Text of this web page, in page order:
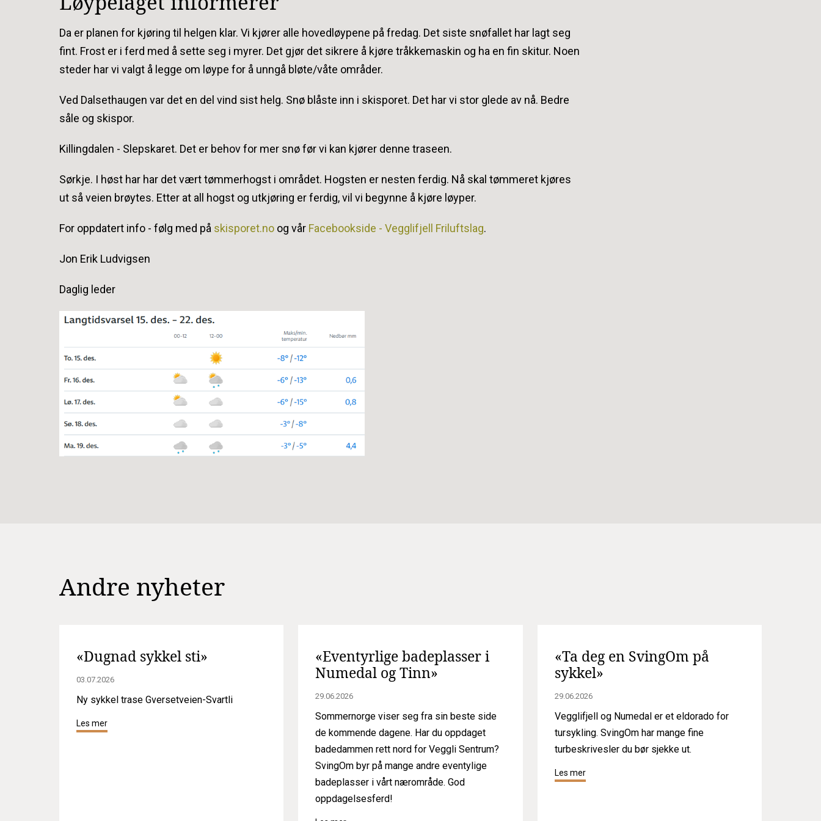
Da er planen for kjøring til helgen klar. Vi kjører alle hovedløypene på fredag. Det siste snøfallet har lagt seg
fint. Frost er i ferd med å sette seg i myrer. Det gjør det sikrere å kjøre tråkkemaskin og ha en fin skitur. Noen
steder har vi valgt å legge om løype for å unngå bløte/våte områder.
Ved Dalsethaugen var det en del vind sist helg. Snø blåste inn i skisporet. Det har vi stor glede av nå. Bedre
såle og skispor.
Killingdalen - Slepskaret. Det er behov for mer snø før vi kan kjører denne traseen.
Sørkje. I høst har har det vært tømmerhogst i området. Hogsten er nesten ferdig. Nå skal tømmeret kjøres
ut så veien brøytes. Etter at all hogst og utkjøring er ferdig, vil vi begynne å kjøre løyper.
For oppdatert info - følg med på skisporet.no og vår Facebookside - Vegglifjell Friluftslag.
Jon Erik Ludvigsen
Daglig leder
Andre nyheter
«Dugnad sykkel sti»
03.07.2026
Ny sykkel trase Gversetveien-Svartli
Les mer
«Eventyrlige badeplasser i
Numedal og Tinn»
29.06.2026
Sommernorge viser seg fra sin beste side
de kommende dagene. Har du oppdaget
badedammen rett nord for Veggli Sentrum?
SvingOm byr på mange andre eventylige
badeplasser i vårt nærområde. God
oppdagelsesferd!
«Ta deg en SvingOm på
sykkel»
29.06.2026
Vegglifjell og Numedal er et eldorado for
tursykling. SvingOm har mange fine
turbeskrivesler du bør sjekke ut.
Les mer